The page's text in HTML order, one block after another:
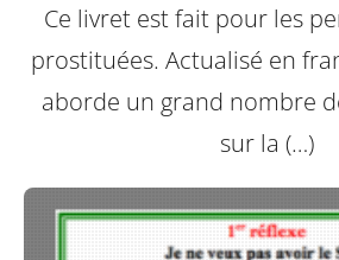
Ce livret est fait pour les
prostituées. Actualisé en
aborde un grand nombre
sur la (…)